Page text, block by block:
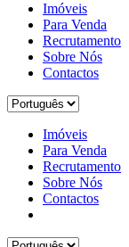
Imóveis
Para Venda
Recrutamento
Sobre Nós
Contactos
Imóveis
Para Venda
Recrutamento
Sobre Nós
Contactos